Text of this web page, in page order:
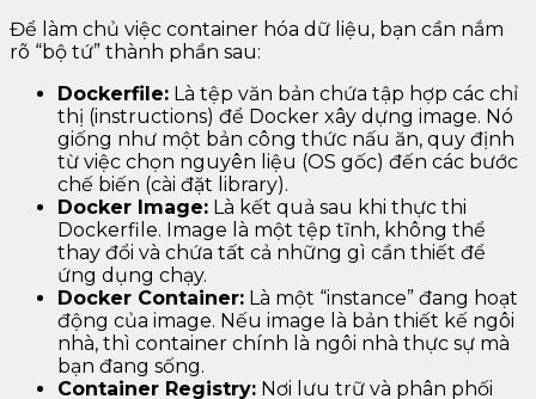
Để làm chủ việc container hóa dữ liệu, bạn cần nắm
rõ “bộ tứ” thành phần sau:
Dockerfile: Là tệp văn bản chứa tập hợp các chỉ
thị (instructions) để Docker xây dựng image. Nó
giống như một bản công thức nấu ăn, quy định
từ việc chọn nguyên liệu (OS gốc) đến các bước
chế biến (cài đặt library).
Docker Image: Là kết quả sau khi thực thi
Dockerfile. Image là một tệp tĩnh, không thể
thay đổi và chứa tất cả những gì cần thiết để
ứng dụng chạy.
Docker Container: Là một “instance” đang hoạt
động của image. Nếu image là bản thiết kế ngôi
nhà, thì container chính là ngôi nhà thực sự mà
bạn đang sống.
Container Registry: Nơi lưu trữ và phân phối